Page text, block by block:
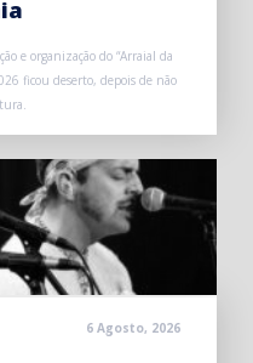
e organização do “Arraial da
ficou deserto, depois de não
6 Agosto, 2026